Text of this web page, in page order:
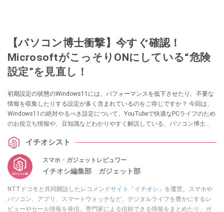
【パソコン博士衝撃】今すぐ確認！
MicrosoftがこっそりONにしている“危険
設定”を見直し！
初期設定の状態のWindows11には、パフォーマンスを低下させたり、不要な
情報を収集したりする設定が多く含まれているのをご存じですか？ 今回は、
Windows11の絶対やるべき設定について、YouTubeで快適なPCライフのため
のお役立ち情報や、豆知識などわかりやすく解説している、パソコン博士
クしてみてください！
イチオシスト
スマホ・ガジェットレビュワー
イチオシ編集部 ガジェット部
NTTドコモと共同開設した レコメンドサイト「イチオシ」 を運営。スマホや
パソコン、アプリ、スマートウォッチなど、デジタルライフを豊かにするレ
ビューやセール情報を発信。専門家による信頼できる情報をまとめたり、ガ